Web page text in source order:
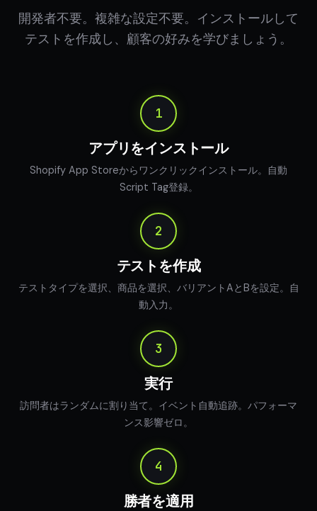
開発者不要。複雑な設定不要。インストールして
テストを作成し、顧客の好みを学びましょう。
アプリをインストール
Shopify App Storeからワンクリックインストール。自動
Script Tag登録。
テストを作成
テストタイプを選択、商品を選択、バリアントAとBを設定。自
動入力。
実行
訪問者はランダムに割り当て。イベント自動追跡。パフォーマ
ンス影響ゼロ。
勝者を適用